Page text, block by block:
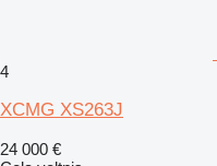
4
XCMG XS263J
24 000 €